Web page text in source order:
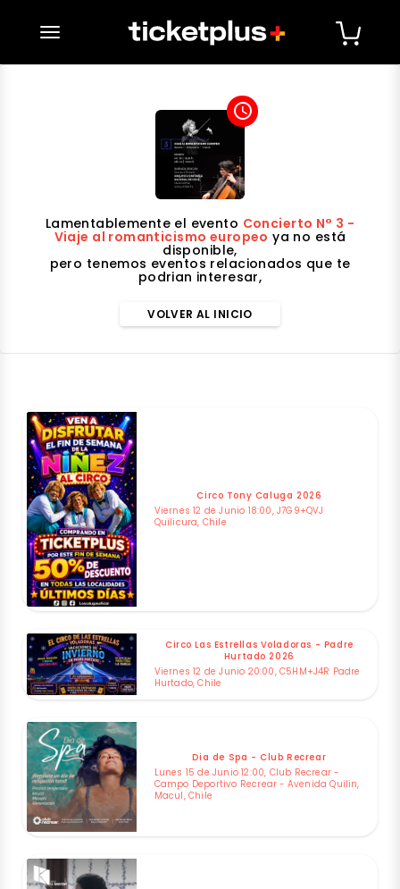
desplegar navegación
access_time
Lamentablemente el evento Concierto N° 3 -
Viaje al romanticismo europeo ya no está
disponible,
pero tenemos eventos relacionados que te
podrian interesar,
VOLVER AL INICIO
Circo Tony Caluga 2026
Viernes 12 de Junio 18:00, J7G9+QVJ
Quilicura, Chile
Circo Las Estrellas Voladoras - Padre
Hurtado 2026
Viernes 12 de Junio 20:00, C5HM+J4R Padre
Hurtado, Chile
Dia de Spa - Club Recrear
Lunes 15 de Junio 12:00, Club Recrear -
Campo Deportivo Recrear - Avenida Quilin,
Macul, Chile